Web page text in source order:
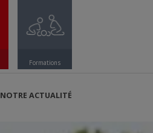
Formations
NOTRE ACTUALITÉ